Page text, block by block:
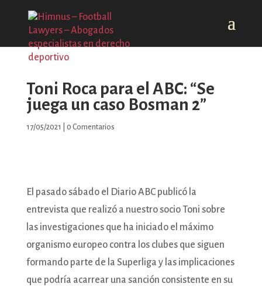
Toni Roca para el ABC: “Se
juega un caso Bosman 2”
17/05/2021 0 Comentarios
El pasado sábado el Diario ABC publicó la
entrevista que realizó a nuestro socio Toni sobre
las investigaciones que ha iniciado el máximo
organismo europeo contra los clubes que siguen
formando parte de la Superliga y las implicaciones
que podría acarrear una sanción consistente en su